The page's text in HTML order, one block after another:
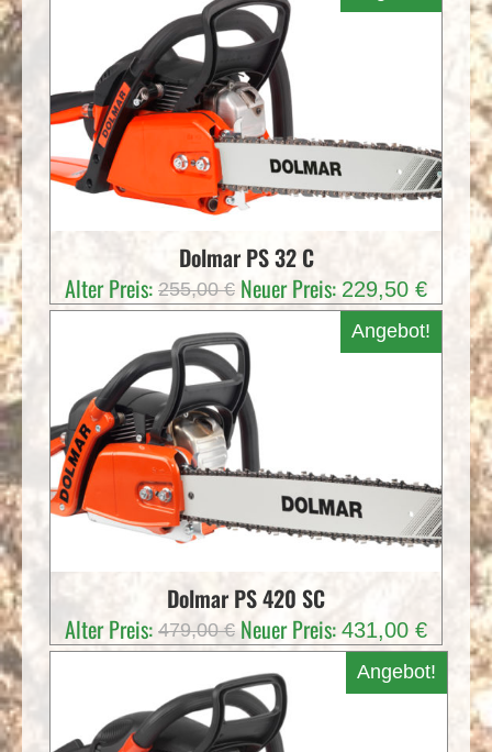
Dolmar PS 32 C
Alter Preis: 255,00€ Ursprünglicher
Preis
war:
255,00 €
Neuer Preis: 229,50 €
Preis
ist:
Angebot!
Dolmar PS 420 SC
Alter Preis: 479,00€ Ursprünglicher
Preis
war:
479,00 €
Neuer Preis: 431,00 €
Preis
ist:
Angebot!